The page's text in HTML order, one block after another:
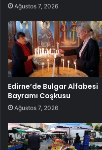
Ağustos 7, 2026
Edirne’de Bulgar Alfabesi
Bayramı Coşkusu
Ağustos 7, 2026